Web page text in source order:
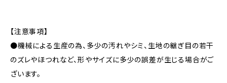
【注意事項】
●機械による生産の為、多少の汚れやシミ、生地の継ぎ目の若干
のズレやほつれなど、形やサイズに多少の誤差が生じる場合がご
ざいます。